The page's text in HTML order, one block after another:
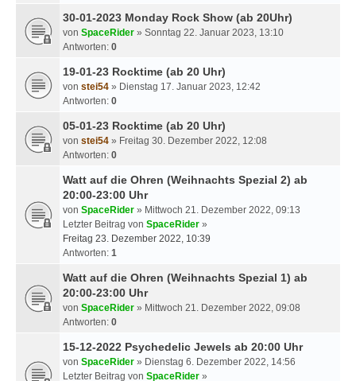
30-01-2023 Monday Rock Show (ab 20Uhr)
von SpaceRider » Sonntag 22. Januar 2023, 13:10
Antworten: 0
19-01-23 Rocktime (ab 20 Uhr)
von stei54 » Dienstag 17. Januar 2023, 12:42
Antworten: 0
05-01-23 Rocktime (ab 20 Uhr)
von stei54 » Freitag 30. Dezember 2022, 12:08
Antworten: 0
Watt auf die Ohren (Weihnachts Spezial 2) ab
20:00-23:00 Uhr
von SpaceRider » Mittwoch 21. Dezember 2022, 09:13
Letzter Beitrag von SpaceRider »
Freitag 23. Dezember 2022, 10:39
Antworten: 1
Watt auf die Ohren (Weihnachts Spezial 1) ab
20:00-23:00 Uhr
von SpaceRider » Mittwoch 21. Dezember 2022, 09:08
Antworten: 0
15-12-2022 Psychedelic Jewels ab 20:00 Uhr
von SpaceRider » Dienstag 6. Dezember 2022, 14:56
Letzter Beitrag von SpaceRider »